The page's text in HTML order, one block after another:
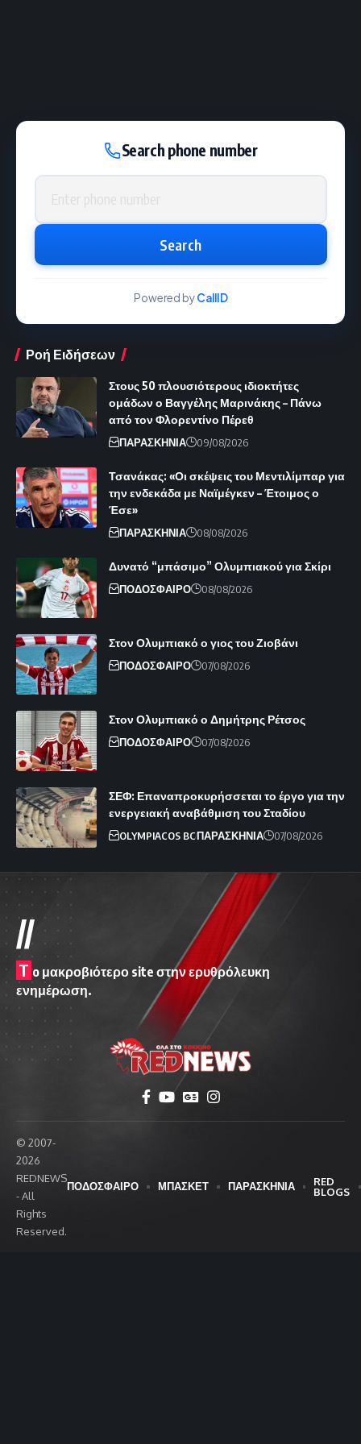
Search phone number
Phone number
Search
Powered byCallID
Ροή Ειδήσεων
Στους 50 πλουσιότερους ιδιοκτήτες
ομάδων ο Βαγγέλης Μαρινάκης – Πάνω
από τον Φλορεντίνο Πέρεθ
ΠΑΡΑΣΚΗΝΙΑ 09/08/2026
Τσανάκας: «Οι σκέψεις του Μεντιλίμπαρ για
την ενδεκάδα με Ναϊμέγκεν – Έτοιμος ο
Έσε»
ΠΑΡΑΣΚΗΝΙΑ 08/08/2026
Δυνατό “μπάσιμο” Ολυμπιακού για Σκίρι
ΠΟΔΟΣΦΑΙΡΟ 08/08/2026
Στον Ολυμπιακό ο γιος του Ζιοβάνι
ΠΟΔΟΣΦΑΙΡΟ 07/08/2026
Στον Ολυμπιακό ο Δημήτρης Ρέτσος
ΠΟΔΟΣΦΑΙΡΟ 07/08/2026
ΣΕΦ: Επαναπροκυρήσσεται το έργο για την
ενεργειακή αναβάθμιση του Σταδίου
OLYMPIACOS BCΠΑΡΑΣΚΗΝΙΑ 07/08/2026
//
T o μακροβιότερο site στην ερυθρόλευκη
ενημέρωση.
© 2007-
2026
REDNEWS
- All
Rights
Reserved.
ΠΟΔΟΣΦΑΙΡΟ ΜΠΑΣΚΕΤ ΠΑΡΑΣΚΗΝΙΑ
RED
BLOGS